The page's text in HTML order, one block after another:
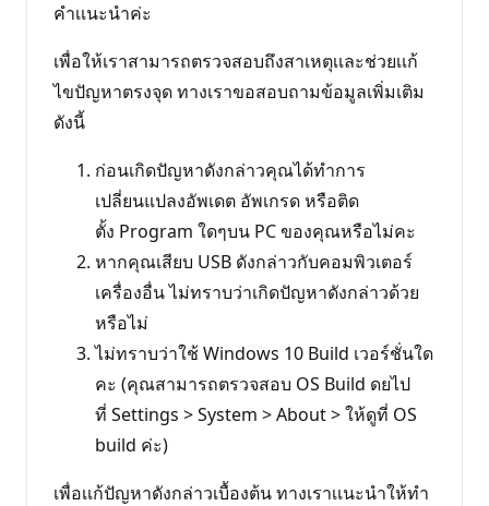
คำเเนะนำค่ะ
เพื่อให้เราสามารถตรวจสอบถึงสาเหตุเเละช่วยเเก้
ไขปัญหาตรงจุด ทางเราขอสอบถามข้อมูลเพิ่มเติม
ดังนี้
ก่อนเกิดปัญหาดังกล่าวคุณได้ทำการ
เปลี่ยนแปลงอัพเดต อัพเกรด หรือติด
ตั้ง Program ใดๆบน PC ของคุณหรือไม่คะ
หากคุณเสียบ USB ดังกล่าวกับคอมพิวเตอร์
เครื่องอื่น ไม่ทราบว่าเกิดปัญหาดังกล่าวด้วย
หรือไม่
ไม่ทราบว่าใช้ Windows 10 Build เวอร์ชั่นใด
คะ (คุณสามารถตรวจสอบ OS Build ดยไป
ที่ Settings > System > About > ให้ดูที่ OS
build ค่ะ)
เพื่อเเก้ปัญหาดังกล่าวเบื้องต้น ทางเราเเนะนำให้ทำ